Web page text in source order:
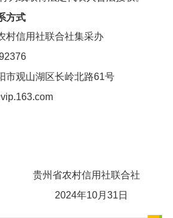
方式
村信用社联合社集采办
市观山湖区长岭北路61号
贵州省农村信用社联合社
2024年10月31日